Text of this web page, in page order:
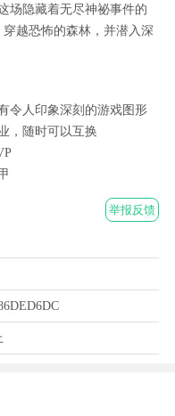
场隐藏着无尽神祕事件的
越恐怖的森林，并潜入深
令人印象深刻的游戏图形
，随时可以互换
举报反馈